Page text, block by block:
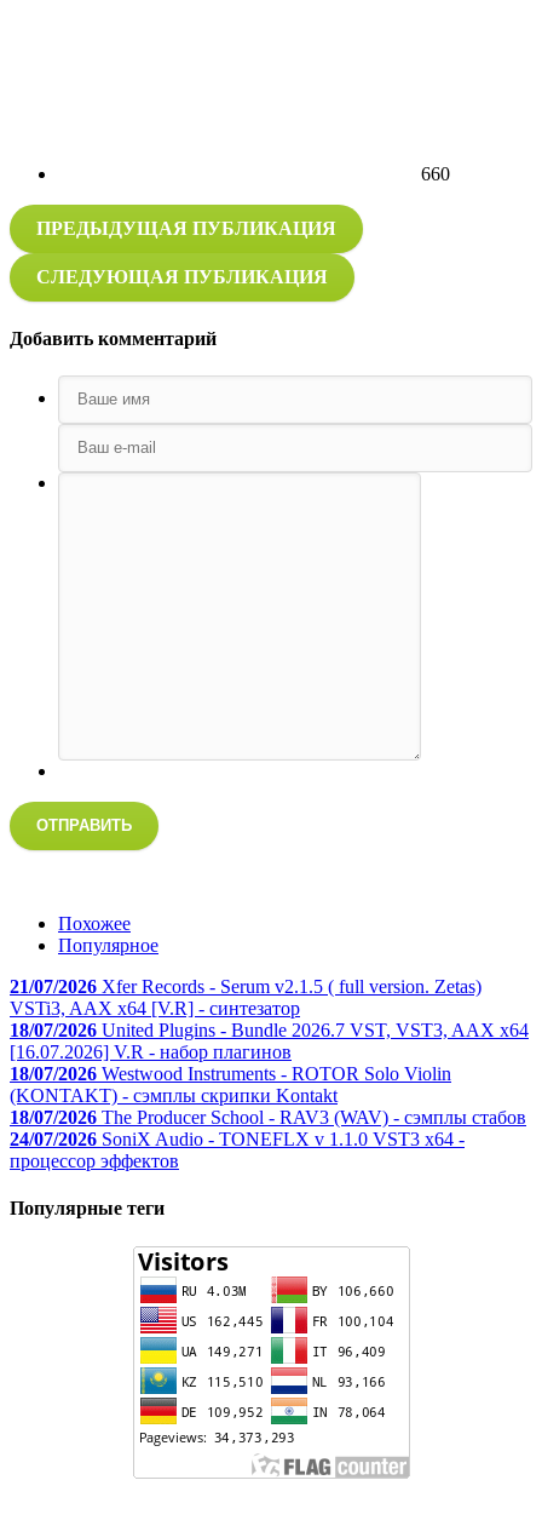
660
ПРЕДЫДУЩАЯ ПУБЛИКАЦИЯ
СЛЕДУЮЩАЯ ПУБЛИКАЦИЯ
Добавить комментарий
ОТПРАВИТЬ
Похожее
Популярное
21/07/2026 Xfer Records - Serum v2.1.5 ( full version. Zetas)
VSTi3, AAX x64 [V.R] - синтезатор
18/07/2026 United Plugins - Bundle 2026.7 VST, VST3, AAX x64
[16.07.2026] V.R - набор плагинов
18/07/2026 Westwood Instruments - ROTOR Solo Violin
(KONTAKT) - сэмплы скрипки Kontakt
18/07/2026 The Producer School - RAV3 (WAV) - сэмплы стабов
24/07/2026 SoniX Audio - TONEFLX v 1.1.0 VST3 x64 -
процессор эффектов
Популярные теги